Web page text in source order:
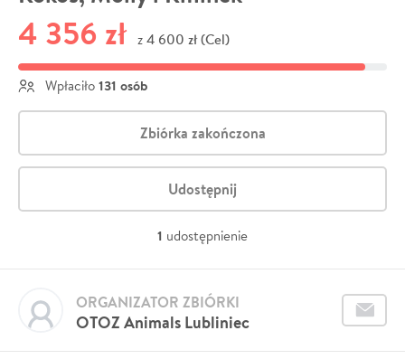
4 356 zł z 4 600 zł (Cel)
Wpłaciło 131 osób
Zbiórka zakończona
Udostępnij
1 udostępnienie
OTOZ Animals Lubliniec
ORGANIZATOR ZBIÓRKI